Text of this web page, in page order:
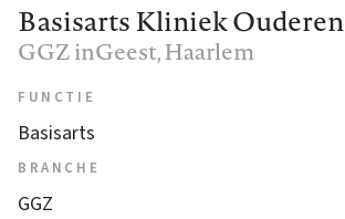
Basisarts Kliniek Ouderen
GGZ inGeest, Haarlem
FUNCTIE
Basisarts
BRANCHE
GGZ